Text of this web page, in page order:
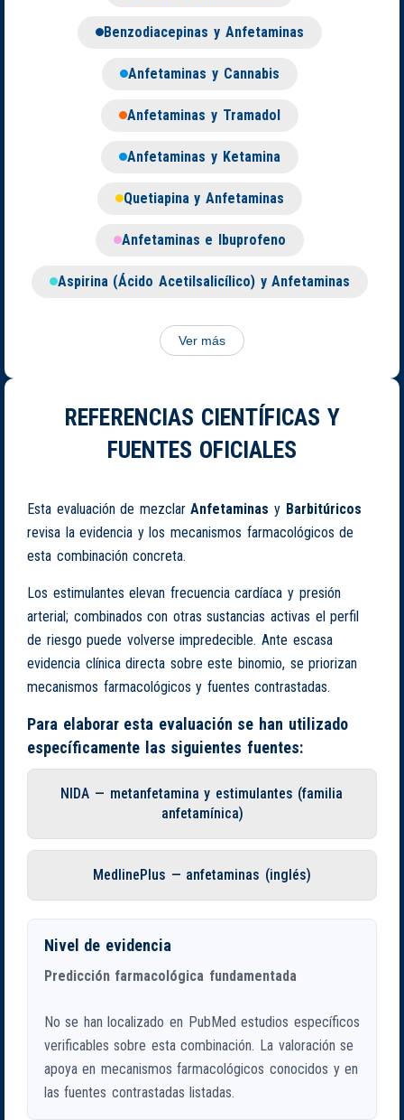
Benzodiacepinas y Anfetaminas
Anfetaminas y Cannabis
Anfetaminas y Tramadol
Anfetaminas y Ketamina
Quetiapina y Anfetaminas
Anfetaminas e Ibuprofeno
Aspirina (Ácido Acetilsalicílico) y Anfetaminas
Ver más
REFERENCIAS CIENTÍFICAS Y
FUENTES OFICIALES
Esta evaluación de mezclarAnfetaminas y Barbitúricos
revisa la evidencia y los mecanismos farmacológicos de
esta combinación concreta.
Los estimulantes elevan frecuencia cardíaca y presión
arterial; combinados con otras sustancias activas el perfil
de riesgo puede volverse impredecible. Ante escasa
evidencia clínica directa sobre este binomio, se priorizan
mecanismos farmacológicos y fuentes contrastadas.
Para elaborar esta evaluación se han utilizado
específicamente las siguientes fuentes:
NIDA — metanfetamina y estimulantes (familia
anfetamínica)
MedlinePlus — anfetaminas (inglés)
Nivel de evidencia
Predicción farmacológica fundamentada
No se han localizado en PubMed estudios específicos
verificables sobre esta combinación. La valoración se
apoya en mecanismos farmacológicos conocidos y en
las fuentes contrastadas listadas.